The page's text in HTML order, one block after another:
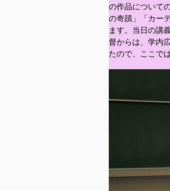
の作品について
の奇蹟」「カー
ます。当日の講
督からは、学内
たので、ここで